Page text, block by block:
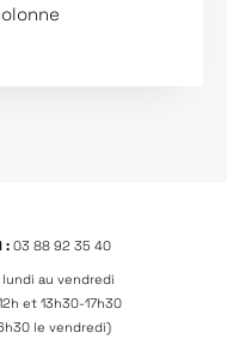
:03 88 92 35 40
lundi au vendredi
et 13h30-17h30
le vendredi)